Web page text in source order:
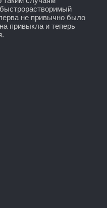
не привычно было
привыкла и теперь